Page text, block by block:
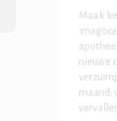
Maak
nieuwe
maand: